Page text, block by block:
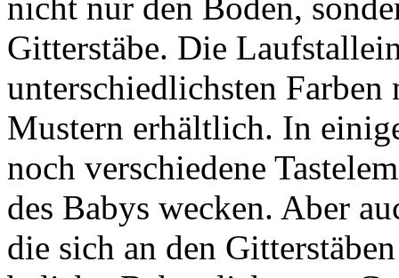
Gitterstäbe. Die
unterschiedlichsten
Mustern erhältlich. In
noch verschiedene
des Babys wecken. Aber
die sich an den